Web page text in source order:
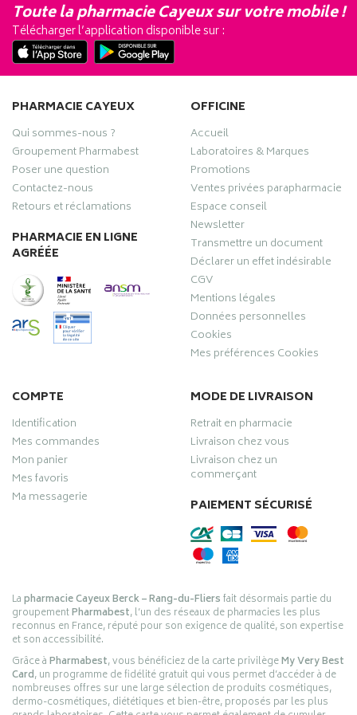
Toute la pharmacie Cayeux sur votre mobile !
Télécharger l’application disponible sur :
PHARMACIE CAYEUX
Qui sommes-nous ?
Groupement Pharmabest
Poser une question
Contactez-nous
Retours et réclamations
PHARMACIE EN LIGNE
AGRÉÉE
OFFICINE
Accueil
Laboratoires & Marques
Promotions
Ventes privées parapharmacie
Espace conseil
Newsletter
Transmettre un document
Déclarer un effet indésirable
CGV
Mentions légales
Données personnelles
Cookies
Mes préférences Cookies
COMPTE
Identification
Mes commandes
Mon panier
Mes favoris
Ma messagerie
MODE DE LIVRAISON
Retrait en pharmacie
Livraison chez vous
Livraison chez un
commerçant
PAIEMENT SÉCURISÉ
Lapharmacie Cayeux Berck – Rang-du-Fliersfait désormais partie du
groupementPharmabest, l’un des réseaux de pharmacies les plus
reconnus en France, réputé pour son exigence de qualité, son expertise
et son accessibilité.
Grâce àPharmabest, vous bénéficiez de la carte privilègeMy Very Best
Card, un programme de fidélité gratuit qui vous permet d’accéder à de
nombreuses offres sur une large sélection de produits cosmétiques,
dermo-cosmétiques, diététiques et bien-être, proposés par les plus